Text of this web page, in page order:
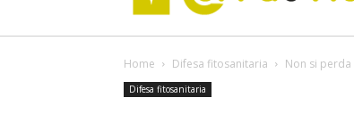
Home Difesa fitosanitaria Non si
Difesa fitosanitaria